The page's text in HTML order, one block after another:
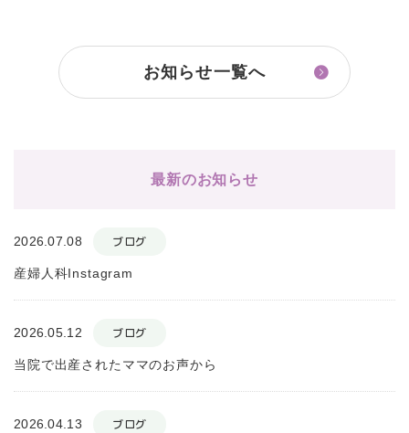
お知らせ一覧へ
最新のお知らせ
2026.07.08 ブログ
産婦人科Instagram
2026.05.12 ブログ
当院で出産されたママのお声から
2026.04.13 ブログ